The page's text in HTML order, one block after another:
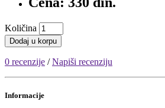
Količina
Dodaj u korpu
0 recenzije /Napiši recenziju
Informacije